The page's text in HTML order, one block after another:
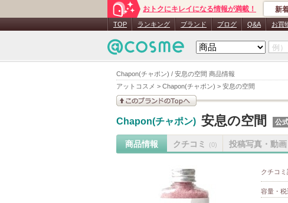
Chapon(チャポン) / 安息の空間 商品情報
アットコスメ > Chapon(チャポン) > 安息の空間
おトクにキレイになる情報が満載！ 新
TOP ランキング ブランド ブログ Q&A お買
Chapon(チャポン) 安息の空間 公
商品情報 クチコミ (0) 投稿写真・動画
クチコミ
容量・